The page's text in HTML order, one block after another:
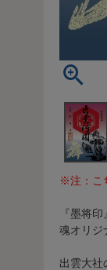
※注：こ
『墨将
魂オリジ
出雲大社